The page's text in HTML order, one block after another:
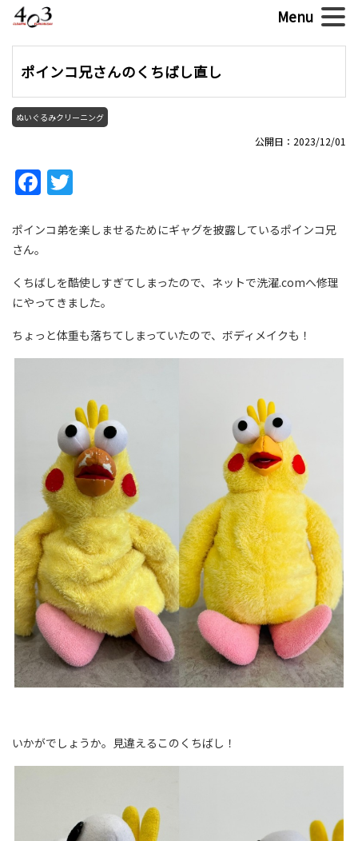
ポインコ兄さんのくちばし直し
ぬいぐるみクリーニング
公開日：2023/12/01
Facebook
ポインコ弟を楽しませるためにギャグを披露しているポインコ兄
さん。
くちばしを酷使しすぎてしまったので、ネットで洗濯.comへ修理
にやってきました。
ちょっと体重も落ちてしまっていたので、ボディメイクも！
いかがでしょうか。見違えるこのくちばし！